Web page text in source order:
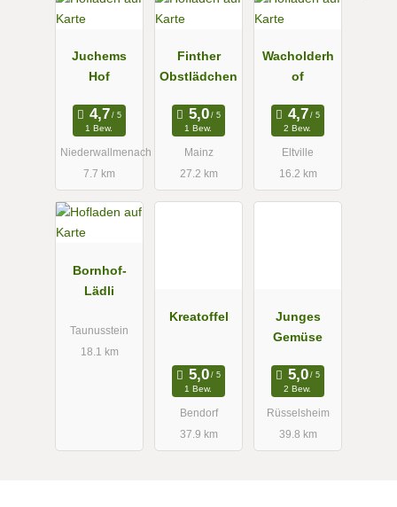
Juchems
Hof
1 Bew.
Niederwallmenach
7.7 km
Finther
Obstlädchen
1 Bew.
Mainz
27.2 km
Wacholderh
of
2 Bew.
Eltville
16.2 km
Bornhof-
Lädli
Taunusstein
18.1 km
Kreatoffel
1 Bew.
Bendorf
37.9 km
Junges
Gemüse
2 Bew.
Rüsselsheim
39.8 km